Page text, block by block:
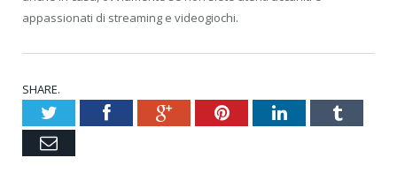
appassionati di streaming e videogiochi.
SHARE.
TwitterFacebookGoogle+PinterestLinkedInTumblr
Email